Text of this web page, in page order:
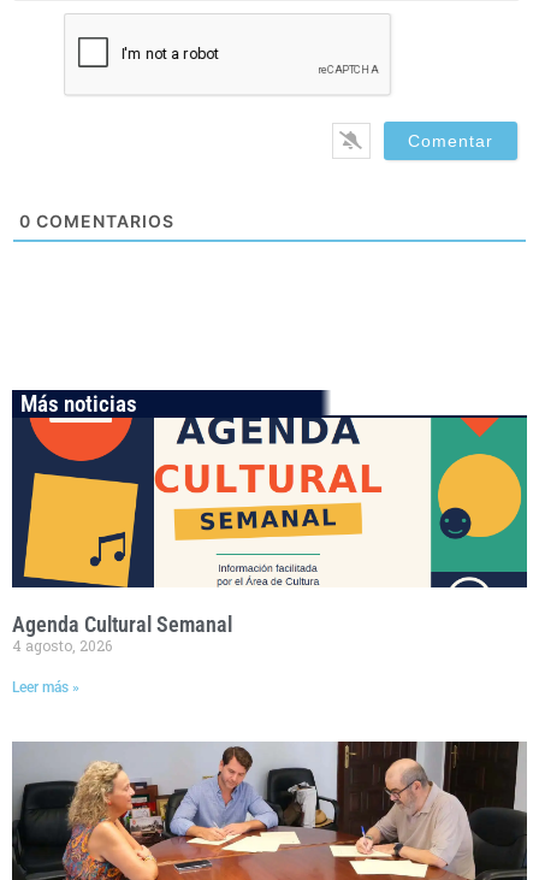
0 COMENTARIOS
Más noticias
Agenda Cultural Semanal
4 agosto, 2026
Leer más »